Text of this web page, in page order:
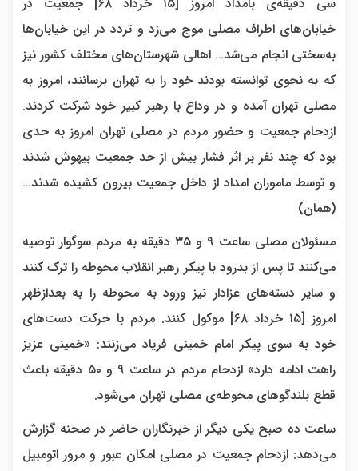
خیابان‌های اطراف مصلی موج می‌زد و تردد در این خیابان‌ها
به‌سختی انجام می‌شد… اهالی شهرستان‌های مختلف کشور نیز
که به نحوی توانسته بودند خود را به تهران برسانند، امروز به
مصلی تهران آمده و در وداع با رهبر کبیر خود شرکت کردند.
ازدحام جمعیت و حضور مردم در مصلی تهران امروز به حدی
بود که چند نفر بر اثر فشار بیش از حد جمعیت بیهوش شدند
و توسط ماموران امداد از داخل جمعیت بیرون کشیده شدند…
(همان)
مسئولان مصلی ساعت ۹ و ۳۵ دقیقه به مردم سوگوار توصیه
می‌کنند تا پس از بدرود با پیکر رهبر انقلاب محوطه را ترک کنند
و سایر دسته‌های عزادار نیز ورود به محوطه را به بعدازظهر
امروز [۱۵ خرداد ۶۸] موکول کنند. مردم با حرکت دست‌های
خود به سوی پیکر امام خمینی فریاد می‌زنند: «خمینی عزیز
راهت ادامه دارد» ازدحام مردم در ساعت ۹ و ۵۰ دقیقه باعث
قطع بلندگوهای محوطه‌ی مصلی تهران می‌شود.
ساعت ده صبح یکی دیگر از خبرنگاران حاضر در صحنه گزارش
می‌دهد: ازدحام جمعیت در مصلی امکان عبور و مرور اتومبیل